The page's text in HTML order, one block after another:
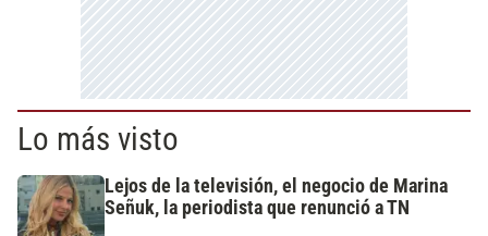
Lo más visto
Lejos de la televisión, el negocio de Marina
Señuk, la periodista que renunció a TN